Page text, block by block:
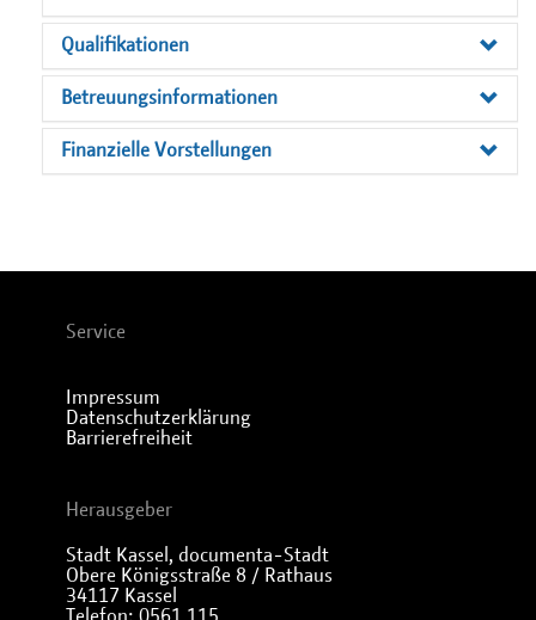
Qualifikationen
Betreuungsinformationen
Finanzielle Vorstellungen
Service
Impressum
Datenschutzerklärung
Barrierefreiheit
Herausgeber
Stadt Kassel, documenta-Stadt
Obere Königsstraße 8 / Rathaus
34117 Kassel